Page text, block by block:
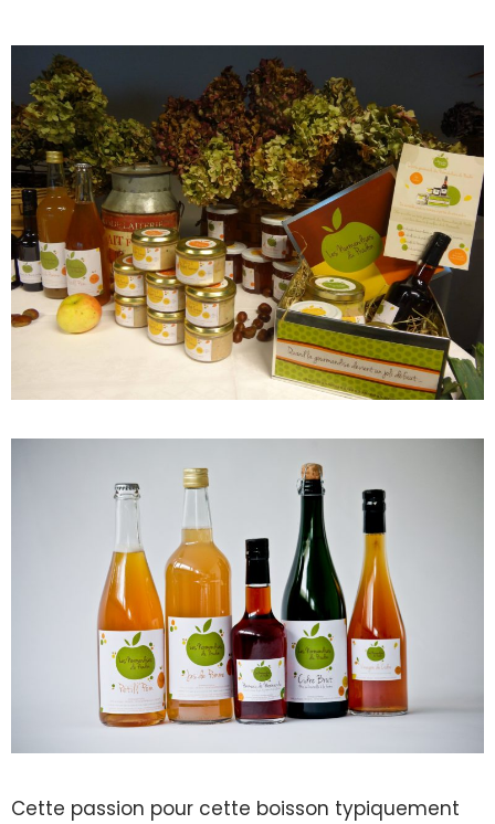
Cette passion pour cette boisson typiquement